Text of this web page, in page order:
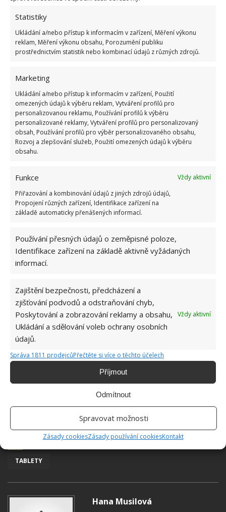
Statistiky
Ukládání a/nebo přístup k informacím v zařízení, Měření výkonu
reklam, Měření výkonu obsahu, Porozumění publiku
prostřednictvím statistik nebo kombinací údajů z různých zdrojů.
Marketing
Ukládání a/nebo přístup k informacím v zařízení, Použití
omezených údajů k výběru reklam, Vytváření profilů pro
personalizovanou reklamu, Používání profilů k výběru
personalizované reklamy, Vytváření profilů pro personalizovaný
obsah, Používání profilů pro výběr personalizovaného obsahu,
Rozvoj a zlepšování služeb, Použití omezených údajů k výběru
obsahu.
Funkce
Vždy aktivní
Přiřazování a kombinování údajů z jiných zdrojů údajů,
Propojení různých zařízení, Identifikace zařízení na
základě automaticky přenášených informací.
Používání přesných údajů o zeměpisné poloze,
Identifikace zařízení na základě aktivně vyžádaných
informací.
Zajištění bezpečnosti, předcházení a
zjišťování podvodů a odstraňování chyb,
Poskytování a zobrazování reklamy a obsahu,
Ukládání a sdělování voleb ochrany osobních
údajů.
Vždy aktivní
Správa 1811 prodejcůPřečtěte si více o těchto účelech
Příjmout
Odmítnout
Spravovat možnosti
Zásady cookiesZásady používání cookiesKontakt
leštit. Vložte tabletu do umyvadla a napusťte jej
příbory. Nechte ve vodě alespoň jednu hodinu a
poté vyjměte a pouze vyleštěte jemnou a suchou
Zápach z koše
Zapáchající koš dokáže pořádně znepříjemnit pobyt
v kuchyni. Vyjímatelný plastový vnitřek koše dokáže
pořádně odpadky načuchnout a nejde z něj tento
teplou vodou. Nechte půl hodiny působit a poté
vysušte.
DOMÁCÍ PRÁCE DOMÁCNOST MYČKA
TABLETY
Hana Musilová